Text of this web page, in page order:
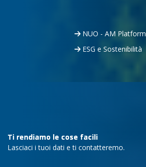
NUO - AM Platform
ESG e Sostenibilità
Ti rendiamo le cose facili
Lasciaci i tuoi dati e ti contatteremo.